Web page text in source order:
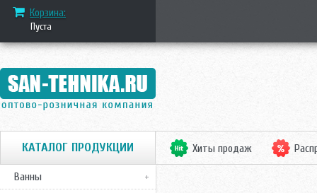
Корзина:
Пуста
КАТАЛОГ ПРОДУКЦИИ
Ванны
Хиты продаж